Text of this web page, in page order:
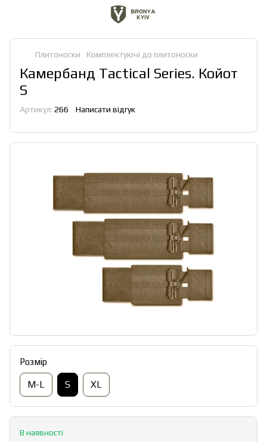
Плитоноски Комплектуючі до плитоноски
Камербанд Tactical Series. Койот
S
Артикул: 266 Написати відгук
Розмір
M-L S XL
В наявності